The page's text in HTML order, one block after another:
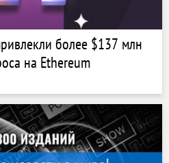
более $137 млн
на Ethereum